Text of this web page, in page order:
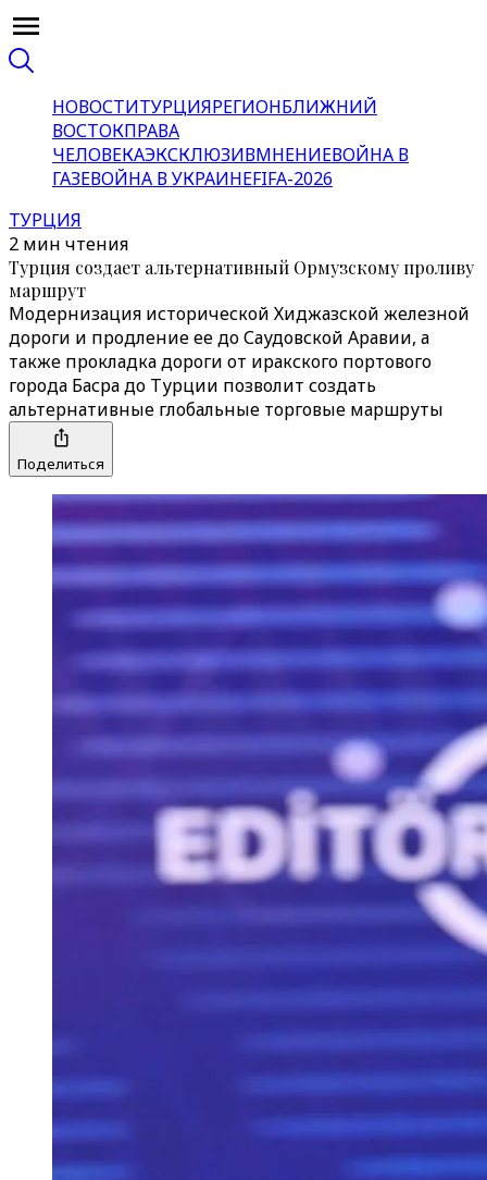
НОВОСТИТУРЦИЯРЕГИОНБЛИЖНИЙ
ВОСТОКПРАВА
ЧЕЛОВЕКАЭКСКЛЮЗИВМНЕНИЕВОЙНА В
ГАЗЕВОЙНА В УКРАИНЕFIFA-2026
ТУРЦИЯ
2 мин чтения
Турция создает альтернативный Ормузскому проливу
маршрут
Модернизация исторической Хиджазской железной
дороги и продление ее до Саудовской Аравии, а
также прокладка дороги от иракского портового
города Басра до Турции позволит создать
альтернативные глобальные торговые маршруты
Поделиться